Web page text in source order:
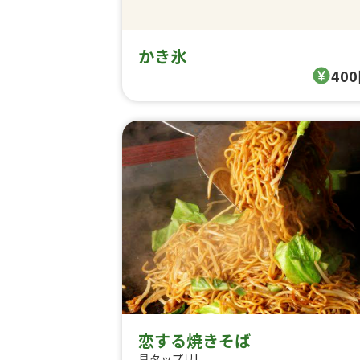
かき氷
恋する焼きそば